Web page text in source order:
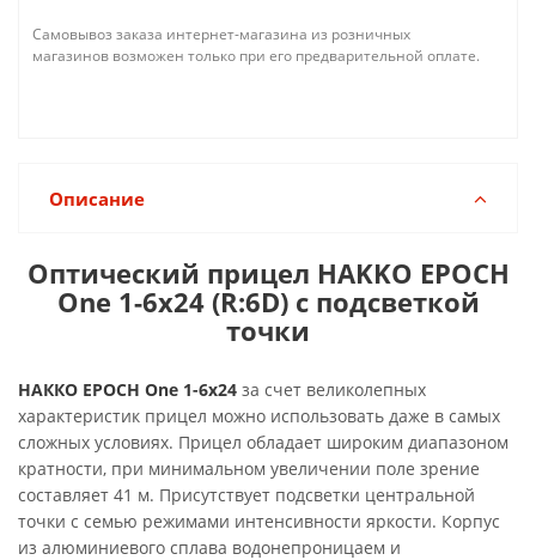
Самовывоз заказа интернет-магазина из розничных
магазинов возможен только при его предварительной оплате.
Описание
Оптический прицел HAKKO EPOCH
One 1-6x24 (R:6D) с подсветкой
точки
НАККО EPOCH One 1-6x24 за счет великолепных
характеристик прицел можно использовать даже в самых
сложных условиях. Прицел обладает широким диапазоном
кратности, при минимальном увеличении поле зрение
составляет 41 м. Присутствует подсветки центральной
точки с семью режимами интенсивности яркости. Корпус
из алюминиевого сплава водонепроницаем и